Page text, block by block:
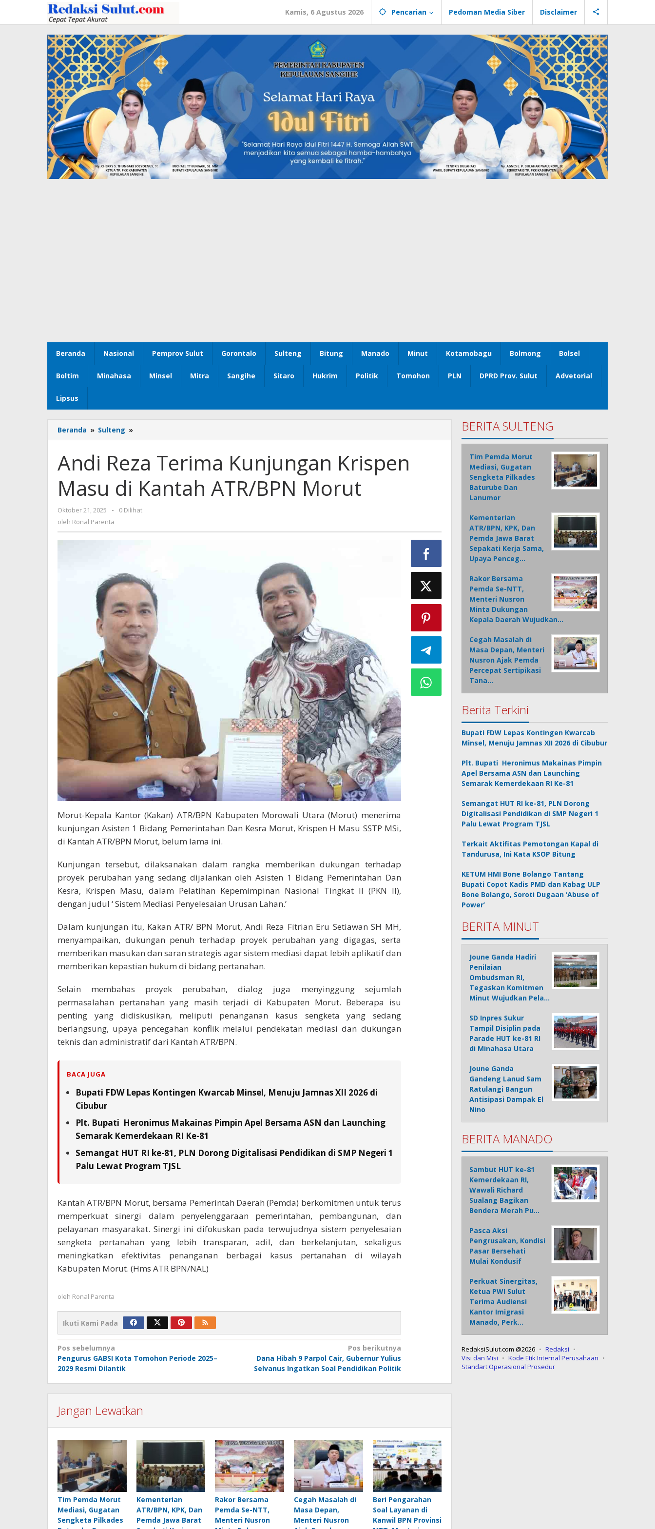
konten
Kamis, 6 Agustus 2026 Pencarian Pedoman Media Siber Disclaimer
Beranda Nasional Pemprov Sulut Gorontalo Sulteng Bitung Manado Minut Kotamobagu Bolmong Bolsel
Boltim Minahasa Minsel Mitra Sangihe Sitaro Hukrim Politik Tomohon PLN DPRD Prov. Sulut Advetorial
Lipsus
Beranda » Sulteng »
Reza
Kunjungan
Krispen
Masu
ATR/BPN
Andi Reza Terima Kunjungan Krispen
Masu di Kantah ATR/BPN Morut
Oktober 21, 2025
oleh
Ronal
-
0 Dilihat
oleh Ronal Parenta
Morut-Kepala Kantor (Kakan) ATR/BPN Kabupaten Morowali Utara (Morut) menerima
kunjungan Asisten 1 Bidang Pemerintahan Dan Kesra Morut, Krispen H Masu SSTP MSi,
di Kantah ATR/BPN Morut, belum lama ini.
Kunjungan tersebut, dilaksanakan dalam rangka memberikan dukungan terhadap
proyek perubahan yang sedang dijalankan oleh Asisten 1 Bidang Pemerintahan Dan
Kesra, Krispen Masu, dalam Pelatihan Kepemimpinan Nasional Tingkat II (PKN II),
dengan judul ‘ Sistem Mediasi Penyelesaian Urusan Lahan.’
Dalam kunjungan itu, Kakan ATR/ BPN Morut, Andi Reza Fitrian Eru Setiawan SH MH,
menyampaikan, dukungan penuh terhadap proyek perubahan yang digagas, serta
memberikan masukan dan saran strategis agar sistem mediasi dapat lebih aplikatif dan
memberikan kepastian hukum di bidang pertanahan.
Selain membahas proyek perubahan, dialog juga menyinggung sejumlah
permasalahan pertanahan yang masih terjadi di Kabupaten Morut. Beberapa isu
penting yang didiskusikan, meliputi penanganan kasus sengketa yang sedang
berlangsung, upaya pencegahan konflik melalui pendekatan mediasi dan dukungan
teknis dan administratif dari Kantah ATR/BPN.
BACA JUGA
Bupati FDW Lepas Kontingen Kwarcab Minsel, Menuju Jamnas XII 2026 di
Cibubur
Plt. Bupati Heronimus Makainas Pimpin Apel Bersama ASN dan Launching
Semarak Kemerdekaan RI Ke-81
Semangat HUT RI ke-81, PLN Dorong Digitalisasi Pendidikan di SMP Negeri 1
Palu Lewat Program TJSL
Kantah ATR/BPN Morut, bersama Pemerintah Daerah (Pemda) berkomitmen untuk terus
memperkuat sinergi dalam penyelenggaraan pemerintahan, pembangunan, dan
pelayanan masyarakat. Sinergi ini difokuskan pada terwujudnya sistem penyelesaian
sengketa pertanahan yang lebih transparan, adil, dan berkelanjutan, sekaligus
meningkatkan efektivitas penanganan berbagai kasus pertanahan di wilayah
Kabupaten Morut. (Hms ATR BPN/NAL)
oleh Ronal Parenta
Ikuti Kami Pada
Navigasi
pos
Pos sebelumnya
Pengurus GABSI Kota Tomohon Periode 2025–
2029 Resmi Dilantik
Pos berikutnya
Dana Hibah 9 Parpol Cair, Gubernur Yulius
Selvanus Ingatkan Soal Pendidikan Politik
Jangan Lewatkan
Tim Pemda Morut
Mediasi, Gugatan
Sengketa Pilkades
Kementerian
ATR/BPN, KPK, Dan
Pemda Jawa Barat
Rakor Bersama
Pemda Se-NTT,
Menteri Nusron
Cegah Masalah di
Masa Depan,
Menteri Nusron
Beri Pengarahan
Soal Layanan di
Kanwil BPN Provinsi
BERITA SULTENG
Tim Pemda Morut
Mediasi, Gugatan
Sengketa Pilkades
Baturube Dan
Lanumor
Kementerian
ATR/BPN, KPK, Dan
Pemda Jawa Barat
Sepakati Kerja Sama,
Upaya Penceg…
Rakor Bersama
Pemda Se-NTT,
Menteri Nusron
Minta Dukungan
Kepala Daerah Wujudkan…
Cegah Masalah di
Masa Depan, Menteri
Nusron Ajak Pemda
Percepat Sertipikasi
Tana…
Berita Terkini
Bupati FDW Lepas Kontingen Kwarcab
Minsel, Menuju Jamnas XII 2026 di Cibubur
Plt. Bupati Heronimus Makainas Pimpin
Apel Bersama ASN dan Launching
Semarak Kemerdekaan RI Ke-81
Semangat HUT RI ke-81, PLN Dorong
Digitalisasi Pendidikan di SMP Negeri 1
Palu Lewat Program TJSL
Terkait Aktifitas Pemotongan Kapal di
Tandurusa, Ini Kata KSOP Bitung
KETUM HMI Bone Bolango Tantang
Bupati Copot Kadis PMD dan Kabag ULP
Bone Bolango, Soroti Dugaan ‘Abuse of
Power’
BERITA MINUT
Joune Ganda Hadiri
Penilaian
Ombudsman RI,
Tegaskan Komitmen
Minut Wujudkan Pela…
SD Inpres Sukur
Tampil Disiplin pada
Parade HUT ke-81 RI
di Minahasa Utara
Joune Ganda
Gandeng Lanud Sam
Ratulangi Bangun
Antisipasi Dampak El
Nino
BERITA MANADO
Sambut HUT ke-81
Kemerdekaan RI,
Wawali Richard
Sualang Bagikan
Bendera Merah Pu…
Pasca Aksi
Pengrusakan, Kondisi
Pasar Bersehati
Mulai Kondusif
Perkuat Sinergitas,
Ketua PWI Sulut
Terima Audiensi
Kantor Imigrasi
Manado, Perk…
RedaksiSulut.com @2026
Redaksi
Visi dan Misi
Kode Etik Internal Perusahaan
Standart Operasional Prosedur